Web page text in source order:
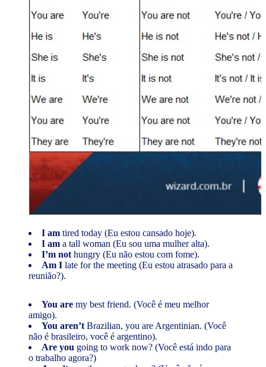
I am tired today (Eu estou cansado hoje).
I am a tall woman (Eu sou uma mulher alta).
I’m not hungry (Eu não estou com fome).
Am I late for the meeting (Eu estou atrasado para a
reunião?).
You are my best friend. (Você é meu melhor
amigo).
You aren’t Brazilian, you are Argentinian. (Você
não é brasileiro, você é argentino).
Are you going to work now? (Você está indo para
o trabalho agora?)